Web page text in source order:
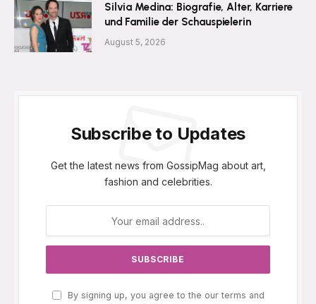
Silvia Medina: Biografie, Alter, Karriere
und Familie der Schauspielerin
August 5, 2026
Subscribe to Updates
Get the latest news from GossipMag about art,
fashion and celebrities.
By signing up, you agree to the our terms and